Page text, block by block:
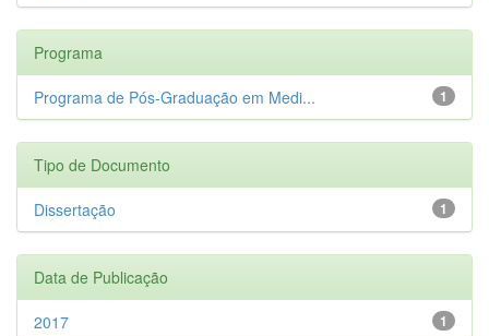
Programa
1
Programa de Pós-Graduação em Medi...
Tipo de Documento
1
Dissertação
Data de Publicação
1
2017